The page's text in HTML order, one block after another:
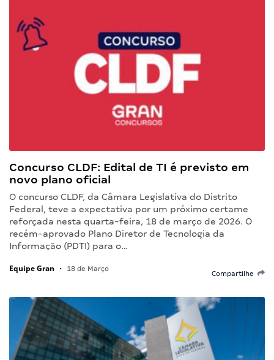
Concurso CLDF: Edital de TI é previsto em
novo plano oficial
O concurso CLDF, da Câmara Legislativa do Distrito
Federal, teve a expectativa por um próximo certame
reforçada nesta quarta-feira, 18 de março de 2026. O
recém-aprovado Plano Diretor de Tecnologia da
Informação (PDTI) para o…
Equipe Gran • 18 de Março
Compartilhe